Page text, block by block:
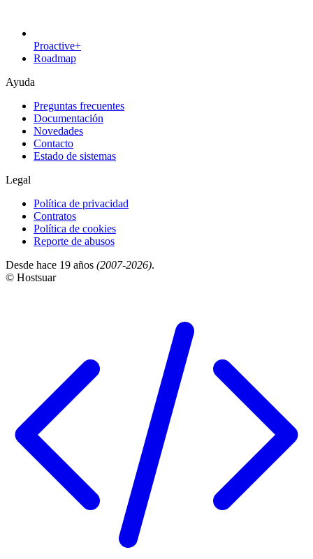
Proactive+
Roadmap
Ayuda
Preguntas frecuentes
Documentación
Novedades
Contacto
Estado de sistemas
Legal
Política de privacidad
Contratos
Política de cookies
Reporte de abusos
Desde hace 19 años (2007-2026).
© Hostsuar